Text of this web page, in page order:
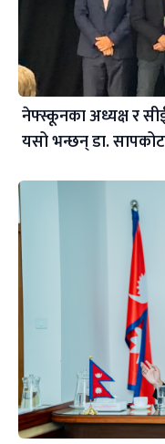
नेफ्स्कूनका अध्यक्ष र
यसो भन्छन् डा‍.